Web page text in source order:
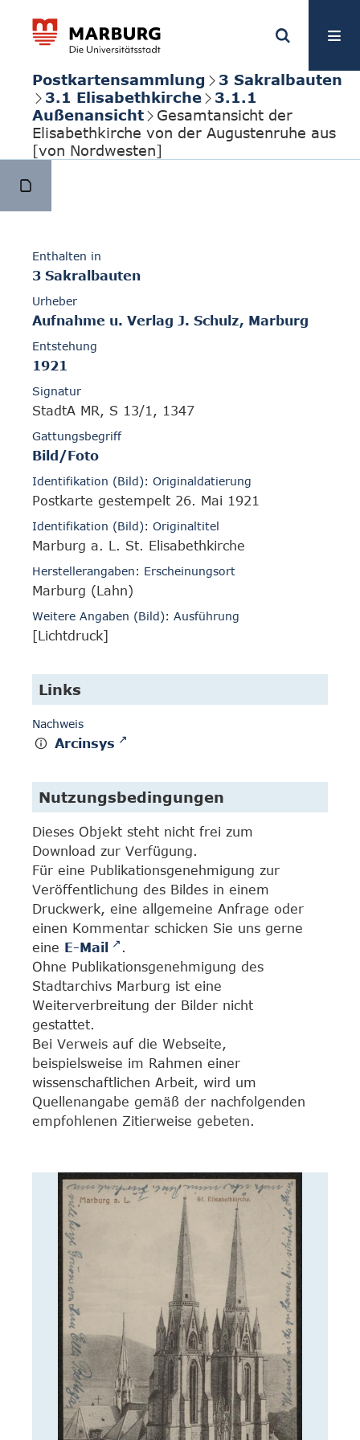
Postkartensammlung
3 Sakralbauten
3.1 Elisabethkirche
3.1.1
Außenansicht
Gesamtansicht der
Elisabethkirche von der Augustenruhe aus
[von Nordwesten]
Enthalten in
3 Sakralbauten
Urheber
Aufnahme u. Verlag J. Schulz, Marburg
Entstehung
1921
Signatur
StadtA MR, S 13/1, 1347
Gattungsbegriff
Bild/Foto
Identifikation (Bild): Originaldatierung
Postkarte gestempelt 26. Mai 1921
Identifikation (Bild): Originaltitel
Marburg a. L. St. Elisabethkirche
Herstellerangaben: Erscheinungsort
Marburg (Lahn)
Weitere Angaben (Bild): Ausführung
[Lichtdruck]
Links
Nachweis
Arcinsys
Nutzungsbedingungen
Dieses Objekt steht nicht frei zum
Download zur Verfügung.
Für eine Publikationsgenehmigung zur
Veröffentlichung des Bildes in einem
Druckwerk, eine allgemeine Anfrage oder
einen Kommentar schicken Sie uns gerne
eine E-Mail
.
Ohne Publikationsgenehmigung des
Stadtarchivs Marburg ist eine
Weiterverbreitung der Bilder nicht
gestattet.
Bei Verweis auf die Webseite,
beispielsweise im Rahmen einer
wissenschaftlichen Arbeit, wird um
Quellenangabe gemäß der nachfolgenden
empfohlenen Zitierweise gebeten.